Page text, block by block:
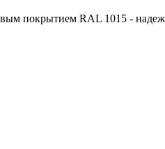
покрытием RAL 1015 -